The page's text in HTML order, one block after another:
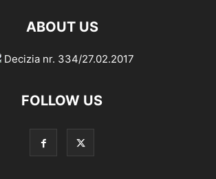
ABOUT US
Decizia nr. 334/27.02.2017
FOLLOW US